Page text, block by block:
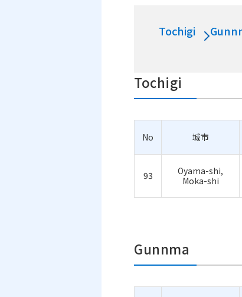
Tochigi
Tochigi
No 城市
93
Oyama-shi,
Moka-shi
Gunnma